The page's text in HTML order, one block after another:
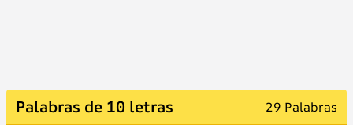
Palabras de 10 letras 29 Palabras